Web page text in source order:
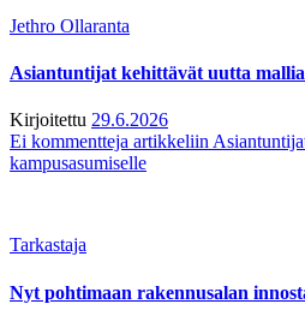
Jethro Ollaranta
Asiantuntijat kehittävät uutta mallia
Kirjoitettu 29.6.2026
Ei kommentteja artikkeliin
kampusasumiselle
Tarkastaja
Nyt pohtimaan rakennusalan